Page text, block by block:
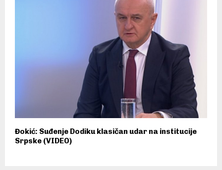
Đokić: Suđenje Dodiku klasičan udar na institucije
Srpske (VIDEO)